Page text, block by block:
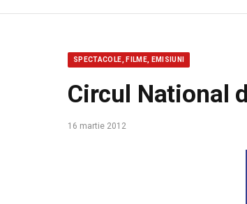
SPECTACOLE, FILME, EMISIUNI
Circul National
16 martie 2012